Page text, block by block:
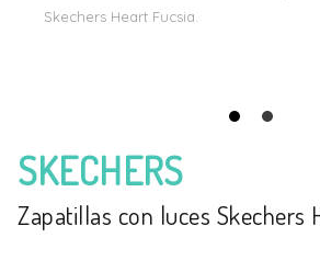
Skechers Heart Fucsia.
SKECHERS
Zapatillas con luces Skechers